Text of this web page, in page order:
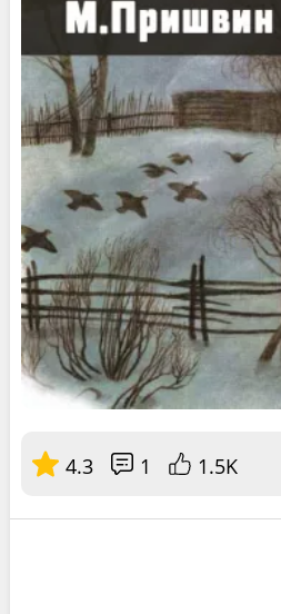
4.3 1 1.5K